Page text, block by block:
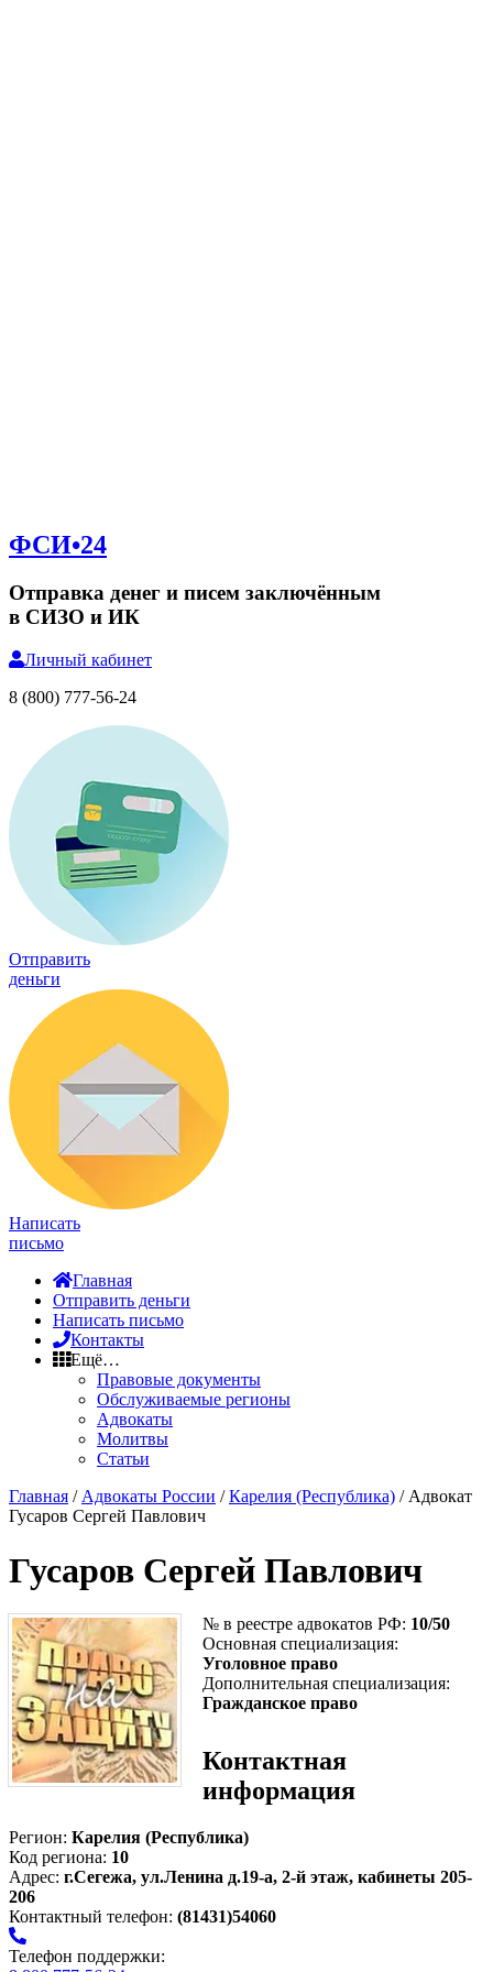
ФСИ•24
Отправка денег и писем заключённым
в СИЗО и ИК
Личный кабинет
8 (800) 777-56-24
Отправить
деньги
Написать
письмо
Главная
Отправить деньги
Написать письмо
Контакты
Ещё…
Правовые документы
Обслуживаемые регионы
Адвокаты
Молитвы
Статьи
Главная / Адвокаты России /Карелия (Республика) / Адвокат
Гусаров Сергей Павлович
Гусаров Сергей Павлович
№ в реестре адвокатов РФ: 10/50
Основная специализация:
Уголовное право
Дополнительная специализация:
Гражданское право
Контактная
информация
Регион: Карелия (Республика)
Код региона: 10
Адрес: г.Сегежа, ул.Ленина д.19-а, 2-й этаж, кабинеты 205-
206
Контактный телефон: (81431)54060
Телефон поддержки: